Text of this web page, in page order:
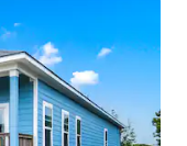
gosti”